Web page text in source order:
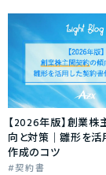
【2026年版】創業
向と対策｜雛形を活
作成のコツ
契約書